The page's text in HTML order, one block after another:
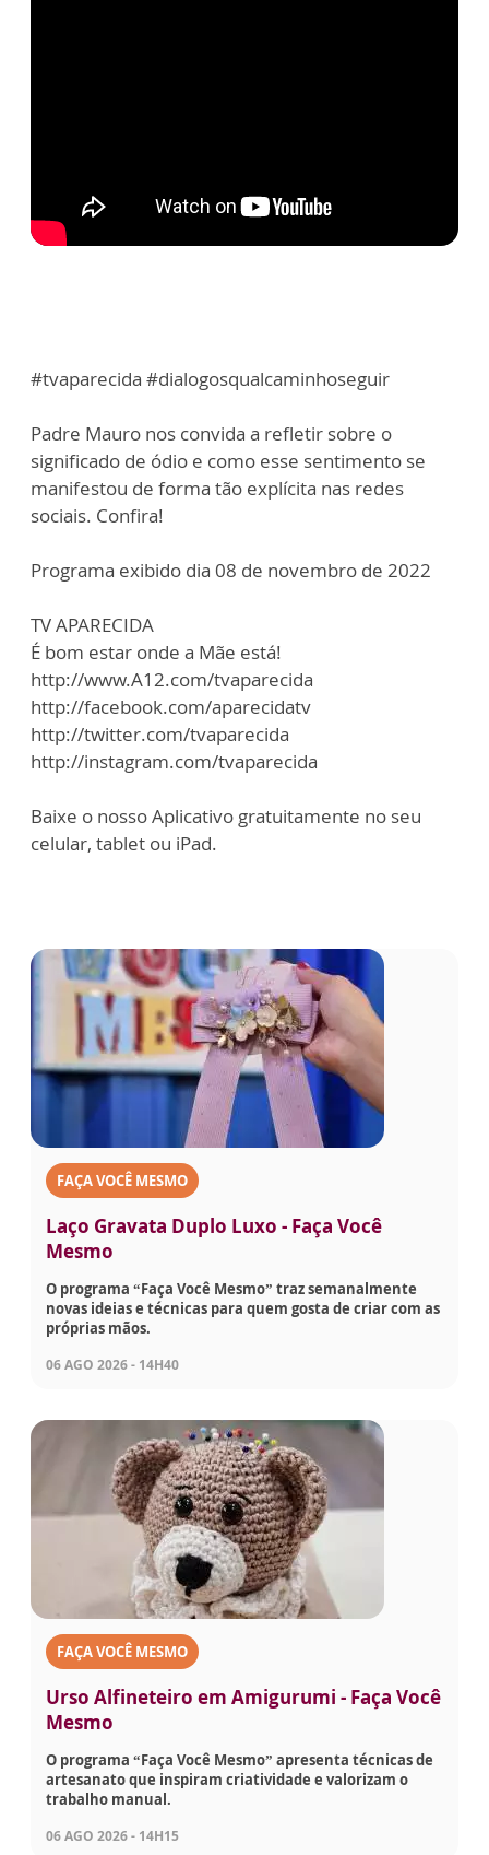
#tvaparecida #dialogosqualcaminhoseguir
Padre Mauro nos convida a refletir sobre o
significado de ódio e como esse sentimento se
manifestou de forma tão explícita nas redes
sociais. Confira!
Programa exibido dia 08 de novembro de 2022
TV APARECIDA
É bom estar onde a Mãe está!
http://www.A12.com/tvaparecida
http://facebook.com/aparecidatv
http://twitter.com/tvaparecida
http://instagram.com/tvaparecida
Baixe o nosso Aplicativo gratuitamente no seu
celular, tablet ou iPad.
FAÇA VOCÊ MESMO
Laço Gravata Duplo Luxo - Faça Você
Mesmo
O programa “Faça Você Mesmo” traz semanalmente
novas ideias e técnicas para quem gosta de criar com as
próprias mãos.
06 AGO 2026 - 14H40
FAÇA VOCÊ MESMO
Urso Alfineteiro em Amigurumi - Faça Você
Mesmo
O programa “Faça Você Mesmo” apresenta técnicas de
artesanato que inspiram criatividade e valorizam o
trabalho manual.
06 AGO 2026 - 14H15